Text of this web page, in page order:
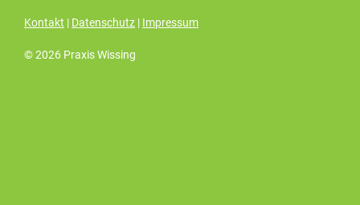
Kontakt | Datenschutz | Impressum
© 2026 Praxis Wissing